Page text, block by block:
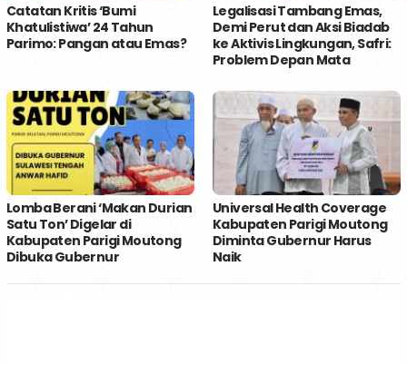
Catatan Kritis ‘Bumi
Khatulistiwa’ 24 Tahun
Parimo: Pangan atau Emas?
Legalisasi Tambang Emas,
Demi Perut dan Aksi Biadab
ke Aktivis Lingkungan, Safri:
Problem Depan Mata
Lomba Berani ‘Makan Durian
Satu Ton’ Digelar di
Kabupaten Parigi Moutong
Dibuka Gubernur
Universal Health Coverage
Kabupaten Parigi Moutong
Diminta Gubernur Harus
Naik